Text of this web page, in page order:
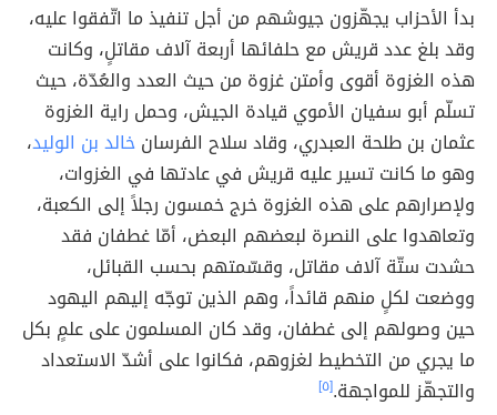
بدأ الأحزاب يجهّزون جيوشهم من أجل تنفيذ ما اتّفقوا عليه،
وقد بلغ عدد قريش مع حلفائها أربعة آلاف مقاتلٍ، وكانت
هذه الغزوة أقوى وأمتن غزوة من حيث العدد والعُدّة، حيث
تسلّم أبو سفيان الأموي قيادة الجيش، وحمل راية الغزوة
عثمان بن طلحة العبدري، وقاد سلاح الفرسانخالد بن الوليد،
وهو ما كانت تسير عليه قريش في عادتها في الغزوات،
ولإصرارهم على هذه الغزوة خرج خمسون رجلاً إلى الكعبة،
وتعاهدوا على النصرة لبعضهم البعض، أمّا غطفان فقد
حشدت ستّة آلاف مقاتل، وقسّمتهم بحسب القبائل،
ووضعت لكلٍ منهم قائداً، وهم الذين توجّه إليهم اليهود
حين وصولهم إلى غطفان، وقد كان المسلمون على علمٍ بكل
ما يجري من التخطيط لغزوهم، فكانوا على أشدّ الاستعداد
والتجهّز للمواجهة.[٥]